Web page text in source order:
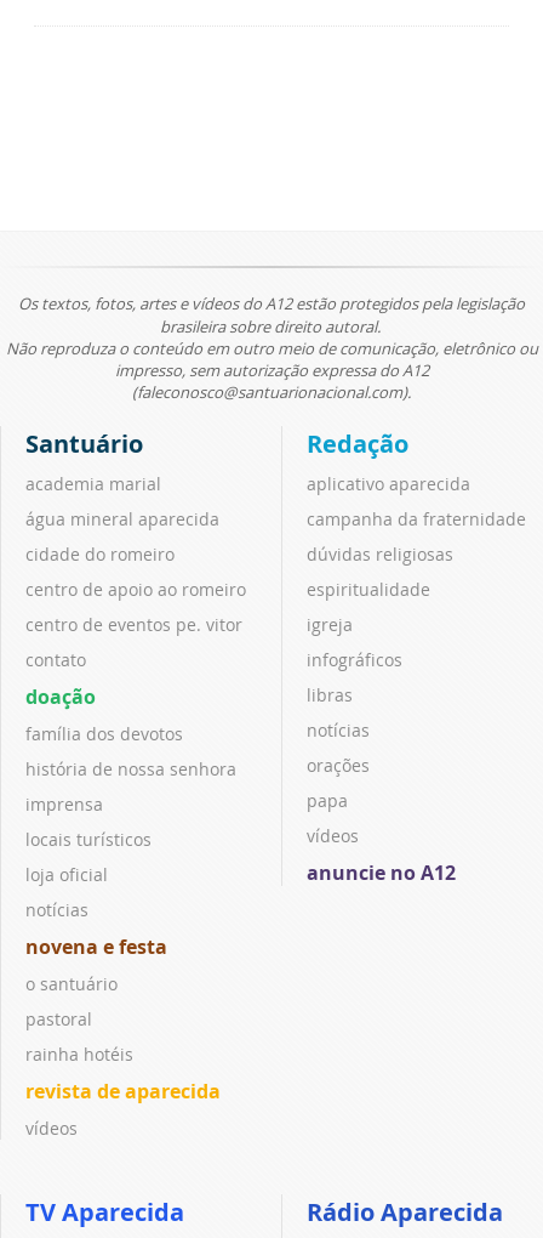
Os textos, fotos, artes e vídeos do A12 estão protegidos pela legislação
brasileira sobre direito autoral.
Não reproduza o conteúdo em outro meio de comunicação, eletrônico ou
impresso, sem autorização expressa do A12
(faleconosco@santuarionacional.com).
Santuário
academia marial
água mineral aparecida
cidade do romeiro
centro de apoio ao romeiro
centro de eventos pe. vitor
contato
doação
família dos devotos
história de nossa senhora
imprensa
locais turísticos
loja oficial
notícias
novena e festa
o santuário
pastoral
rainha hotéis
revista de aparecida
vídeos
Redação
aplicativo aparecida
campanha da fraternidade
dúvidas religiosas
espiritualidade
igreja
infográficos
libras
notícias
orações
papa
vídeos
anuncie no A12
TV Aparecida Rádio Aparecida